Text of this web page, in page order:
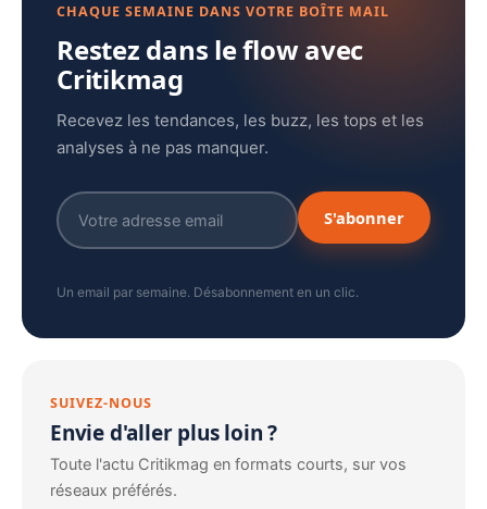
CHAQUE SEMAINE DANS VOTRE BOÎTE MAIL
Restez dans le flow avec
Critikmag
Recevez les tendances, les buzz, les tops et les
analyses à ne pas manquer.
S'abonner
Un email par semaine. Désabonnement en un clic.
SUIVEZ-NOUS
Envie d'aller plus loin ?
Toute l'actu Critikmag en formats courts, sur vos
réseaux préférés.